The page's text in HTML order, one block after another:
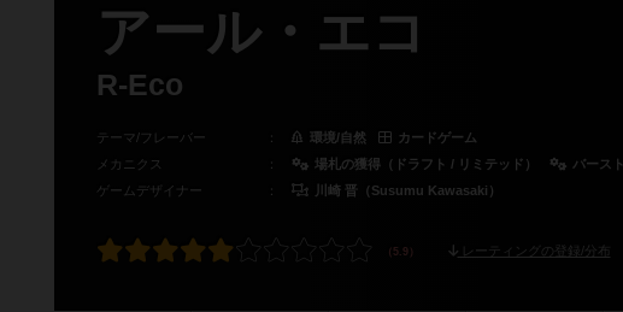
アール・エコ
R-Eco
テーマ/フレーバー ： 環境/自然
カードゲーム
メカニクス
： 場札の獲得（ドラフト / リミテッド） バースト
ゲームデザイナー
： 川崎 晋（Susumu Kawasaki）
レーティングの登録/分布